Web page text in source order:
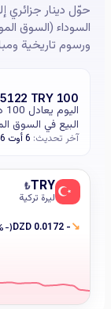
حوّل دينار
السوداء (السوق
ورسوم تاريخية
100 DZD = 19.5122 TRY
البيع في السوق
آخر تحديث: 6 أوت 2026، 09:33 ص
TRY
₺
ليرة تركية
↘
- 0.0172 DZD
(-0.34%)